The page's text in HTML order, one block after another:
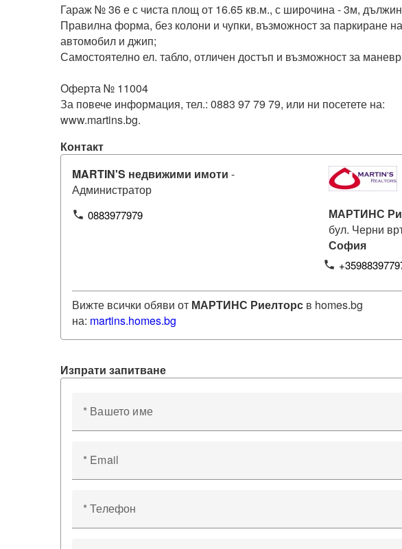
Гараж № 36 е с чиста площ от 16.65 кв.м., с широчина - 3м,
Правилна форма, без колони и чупки, възможност за паркиране
автомобил и джип;
Самостоятелно ел. табло, отличен достъп и възможност за
Оферта № 11004
За повече информация, тел.: 0883 97 79 79, или ни посетете на:
Контакт
MARTIN'S недвижими имоти -
Администратор
phone 0883977979
МАРТИНС
бул. Черни
София
phone
Вижте всички обяви от МАРТИНС Риелторс в homes.bg
на: martins.homes.bg
Изпрати запитване
* Вашето име
* Email
* Телефон